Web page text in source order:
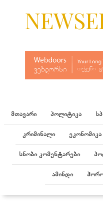
მთავარი პოლიტიკა
კრიმინალი ეკონომიკა
სნობი კომენტარები
ამინდი